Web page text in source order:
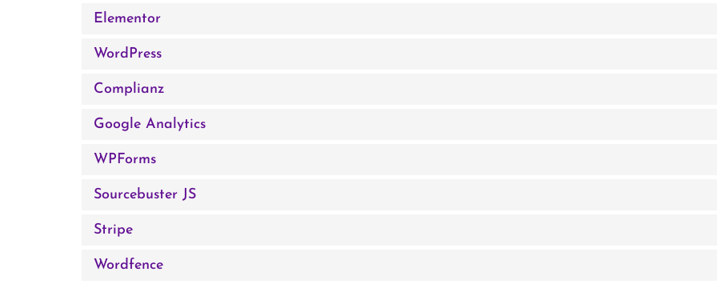
Elementor
WordPress
Complianz
Google Analytics
WPForms
Sourcebuster JS
Stripe
Wordfence